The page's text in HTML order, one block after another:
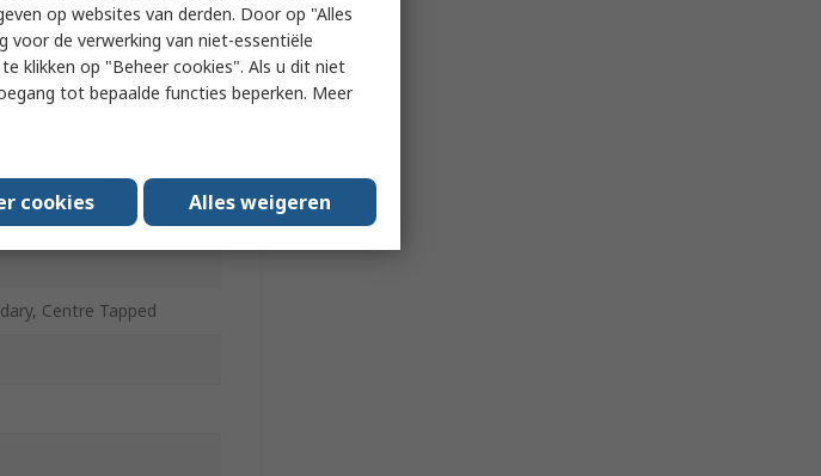
Centre Tapped
op websites van derden. Door op "Alles
de verwerking van niet-essentiële
klikken op "Beheer cookies". Als u dit niet
tot bepaalde functies beperken. Meer
cookies Alles weigeren